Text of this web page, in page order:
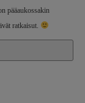
pääaukossakin
ratkaisut.